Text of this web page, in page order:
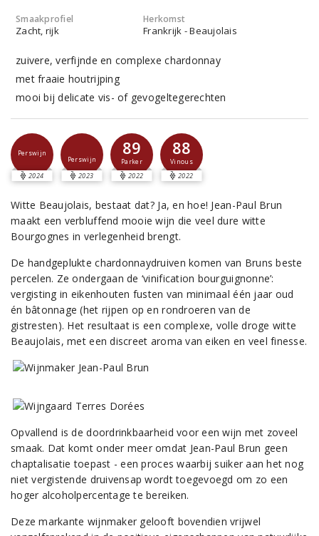
Smaakprofiel
Zacht, rijk
Herkomst
Frankrijk - Beaujolais
zuivere, verfijnde en complexe chardonnay
met fraaie houtrijping
mooi bij delicate vis- of gevogeltegerechten
Perswijn
2024
Perswijn
2023
89
Parker
2022
88
Vinous
2022
Witte Beaujolais, bestaat dat? Ja, en hoe! Jean-Paul Brun
maakt een verbluffend mooie wijn die veel dure witte
Bourgognes in verlegenheid brengt.
De handgeplukte chardonnaydruiven komen van Bruns beste
percelen. Ze ondergaan de ‘vinification bourguignonne’:
vergisting in eikenhouten fusten van minimaal één jaar oud
én bâtonnage (het rijpen op en rondroeren van de
gistresten). Het resultaat is een complexe, volle droge witte
Beaujolais, met een discreet aroma van eiken en veel finesse.
Opvallend is de doordrinkbaarheid voor een wijn met zoveel
smaak. Dat komt onder meer omdat Jean-Paul Brun geen
chaptalisatie toepast - een proces waarbij suiker aan het nog
niet vergistende druivensap wordt toegevoegd om zo een
hoger alcoholpercentage te bereiken.
Deze markante wijnmaker gelooft bovendien vrijwel